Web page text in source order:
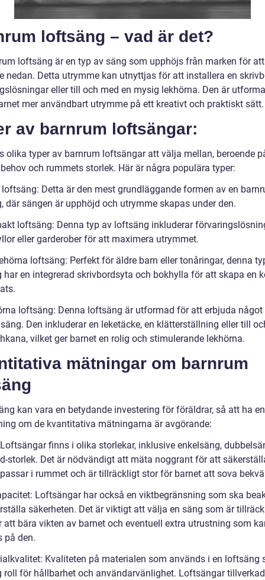
loftsäng – vad är det?
loftsäng är en typ av säng som upphöjs från marken för
nedan. Detta utrymme kan utnyttjas för att installera en
eller till och med en mysig lekhörna. Den är
mer användbart utrymme på ett kreativt och praktiskt sätt.
av barnrum loftsängar:
olika typer av barnrum loftsängar att välja mellan, beroende
och rummets storlek. Här är några populära typer:
loftsäng: Detta är den mest grundläggande formen av en
där sängen är upphöjd och utrymme skapas under den.
loftsäng: Denna typ av loftsäng inkluderar
eller garderober för att maximera utrymmet.
loftsäng: Perfekt för äldre barn eller tonåringar, denna
har en integrerad skrivbordsyta och bokhylla för att skapa en
loftsäng: Denna loftsäng är utformad för att erbjuda något
Den inkluderar en leketäcke, en klätterställning eller till
vilket ger barnet en rolig och stimulerande lekhörna.
mätningar om barnrum
kan vara en betydande investering för föräldrar, så att ha en
om de kvantitativa mätningarna är avgörande:
finns i olika storlekar, inklusive enkelsäng,
storlek. Det är nödvändigt att mäta noggrant för att
i rummet och är tillräckligt stor för barnet att sova
Loftsängar har också en viktbegränsning som ska
säkerheten. Det är viktigt att välja en säng som är
att bära vikten av barnet och eventuell extra utrustning som
på den.
Kvaliteten på materialen som används i en loftsäng
roll för hållbarhet och användarvänlighet. Loftsängar